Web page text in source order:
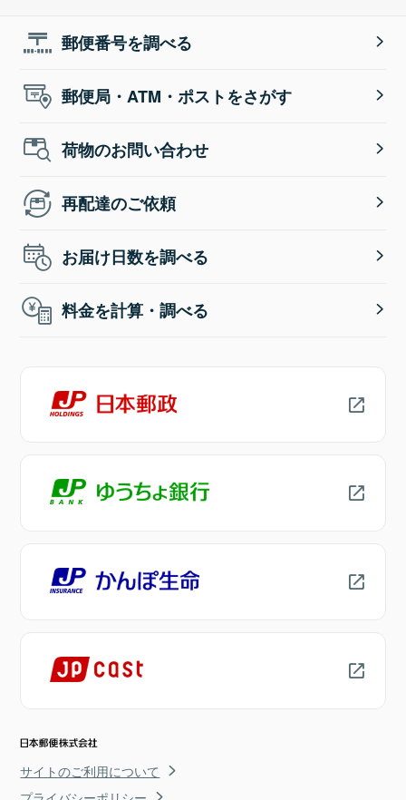
郵便番号を調べる
郵便局・ATM・ポストをさがす
荷物のお問い合わせ
再配達のご依頼
お届け日数を調べる
料金を計算・調べる
サイトのご利用について